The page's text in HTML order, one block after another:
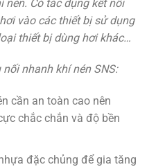
nén. Có tác dụng kết nối
vào các thiết bị sử dụng
thiết bị dùng hơi khác…
nhanh khí nén SNS:
cần an toàn cao nên
chắc chắn và độ bền
đặc chủng để gia tăng